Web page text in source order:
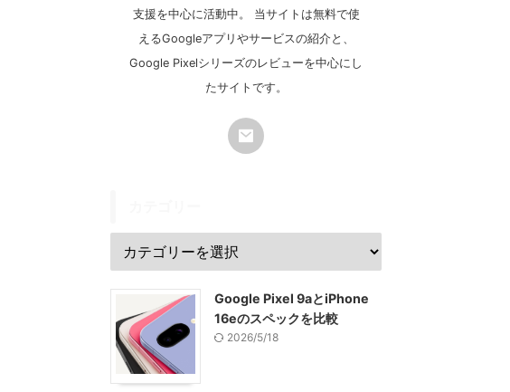
支援を中心に活動中。 当サイトは無料で使
えるGoogleアプリやサービスの紹介と、
Google Pixelシリーズのレビューを中心にし
たサイトです。
Google Pixel 9aとiPhone
16eのスペックを比較
2026/5/18